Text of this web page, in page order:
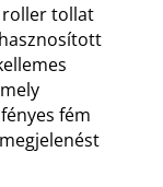
roller tollat
fém